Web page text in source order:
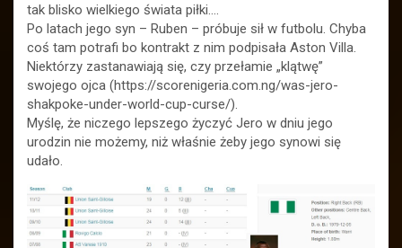
tak blisko wielkiego świata piłki….
Po latach jego syn – Ruben – próbuje sił w futbolu. Chyba
coś tam potrafi bo kontrakt z nim podpisała Aston Villa.
Niektórzy zastanawiają się, czy przełamie „klątwę”
swojego ojca (https://scorenigeria.com.ng/was-jero-
shakpoke-under-world-cup-curse/).
Myślę, że niczego lepszego życzyć Jero w dniu jego
urodzin nie możemy, niż właśnie żeby jego synowi się
udało.